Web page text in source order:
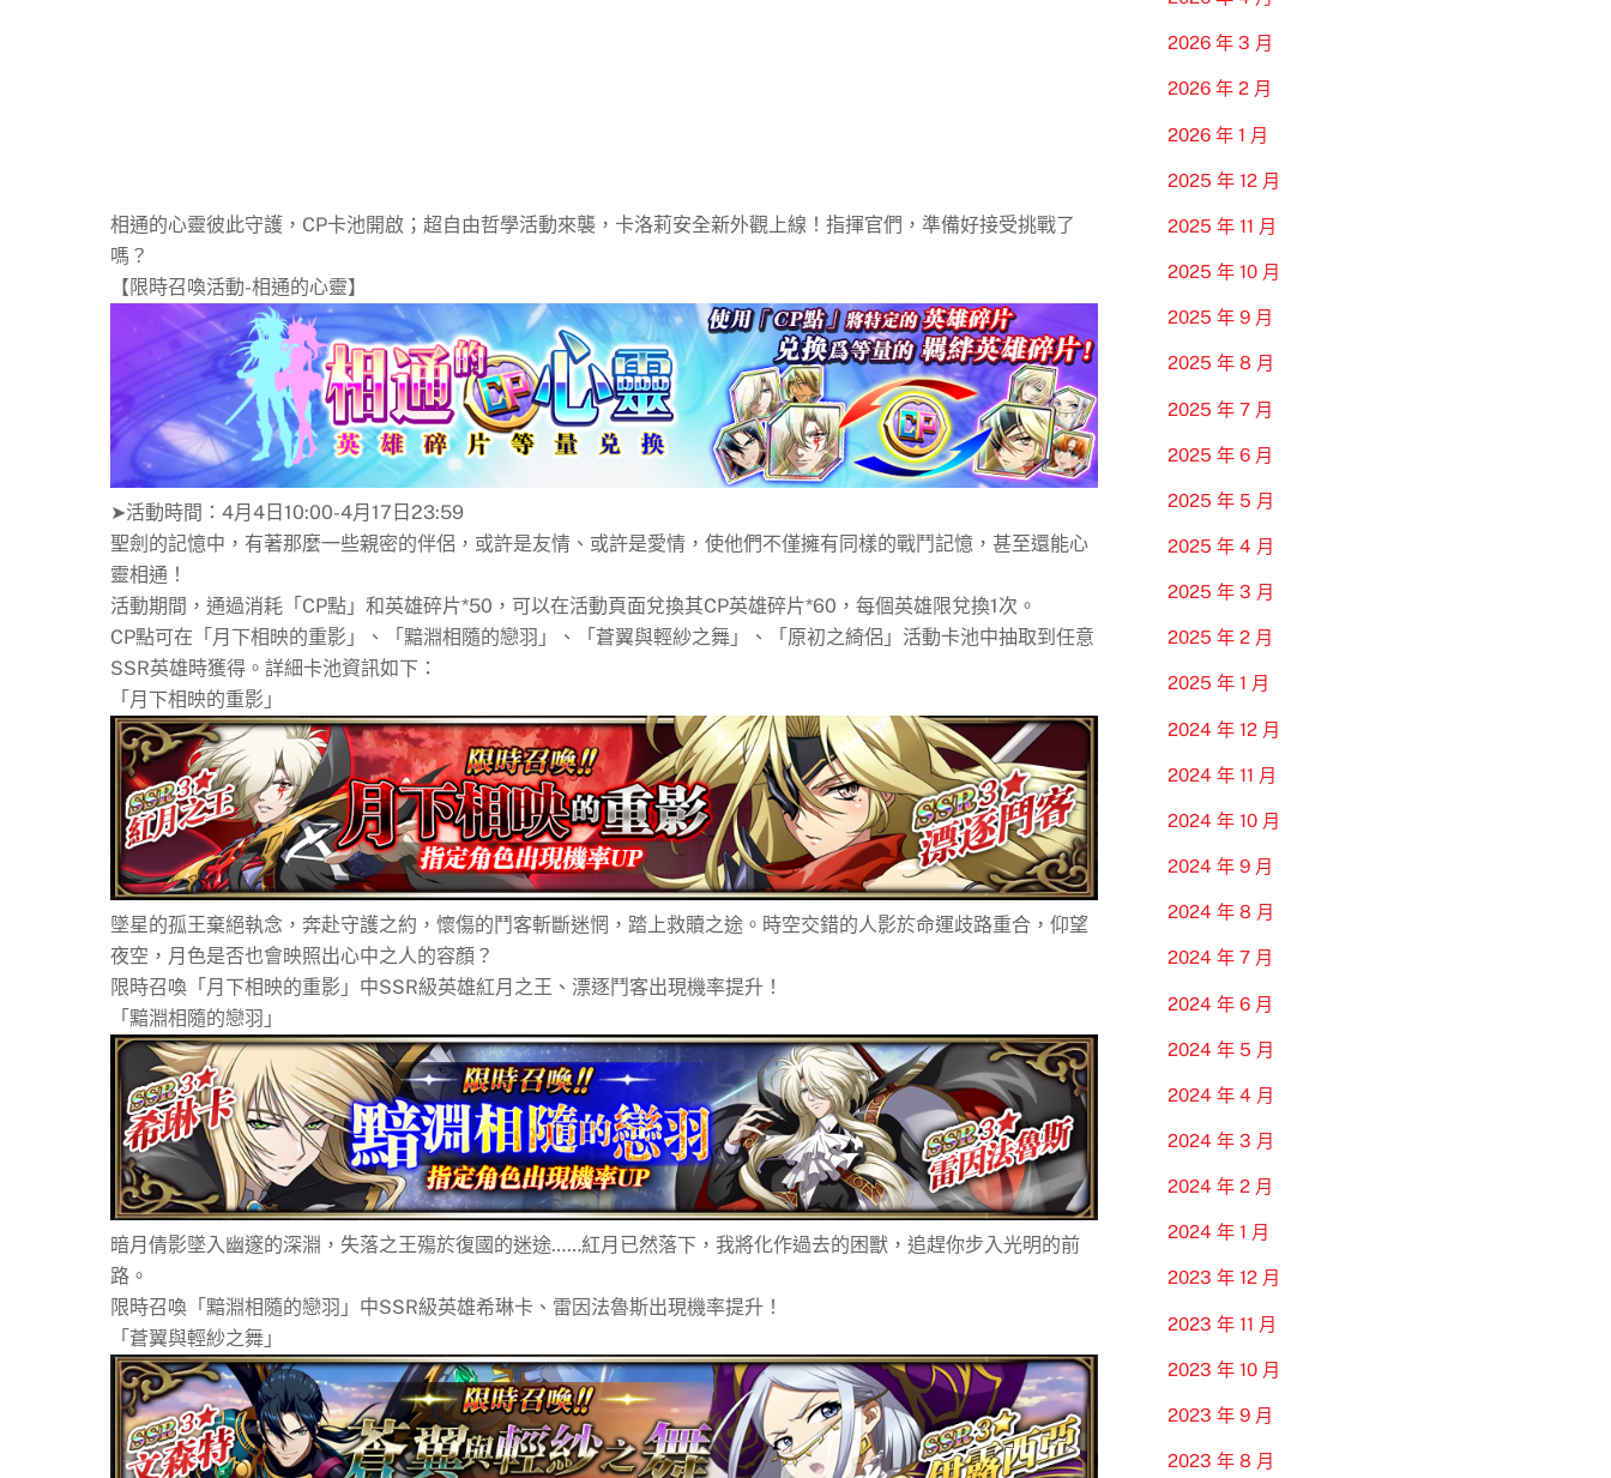
相通的心靈彼此守護，CP卡池開啟；超自由哲學活動來襲，卡洛莉安全新外觀上線！指揮官們，準備好接受挑戰了
嗎？
【限時召喚活動-相通的心靈】
➤活動時間：4月4日10:00-4月17日23:59
聖劍的記憶中，有著那麼一些親密的伴侶，或許是友情、或許是愛情，使他們不僅擁有同樣的戰鬥記憶，甚至還能心
靈相通！
活動期間，通過消耗「CP點」和英雄碎片*50，可以在活動頁面兌換其CP英雄碎片*60，每個英雄限兌換1次。
CP點可在「月下相映的重影」、「黯淵相隨的戀羽」、「蒼翼與輕紗之舞」、「原初之綺侶」活動卡池中抽取到任意
SSR英雄時獲得。詳細卡池資訊如下：
「月下相映的重影」
墜星的孤王棄絕執念，奔赴守護之約，懷傷的鬥客斬斷迷惘，踏上救贖之途。時空交錯的人影於命運歧路重合，仰望
夜空，月色是否也會映照出心中之人的容顏？
限時召喚「月下相映的重影」中SSR級英雄紅月之王、漂逐鬥客出現機率提升！
「黯淵相隨的戀羽」
暗月倩影墜入幽邃的深淵，失落之王殤於復國的迷途……紅月已然落下，我將化作過去的困獸，追趕你步入光明的前
路。
限時召喚「黯淵相隨的戀羽」中SSR級英雄希琳卡、雷因法魯斯出現機率提升！
「蒼翼與輕紗之舞」
2026 年 3 月
2026 年 2 月
2026 年 1 月
2025 年 12 月
2025 年 11 月
2025 年 10 月
2025 年 9 月
2025 年 8 月
2025 年 7 月
2025 年 6 月
2025 年 5 月
2025 年 4 月
2025 年 3 月
2025 年 2 月
2025 年 1 月
2024 年 12 月
2024 年 11 月
2024 年 10 月
2024 年 9 月
2024 年 8 月
2024 年 7 月
2024 年 6 月
2024 年 5 月
2024 年 4 月
2024 年 3 月
2024 年 2 月
2024 年 1 月
2023 年 12 月
2023 年 11 月
2023 年 10 月
2023 年 9 月
2023 年 8 月